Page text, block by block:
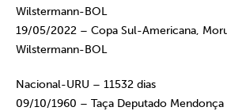
Wilstermann-BOL
19/05/2022 – Copa Sul-Americana,
Wilstermann-BOL
Nacional-URU – 11532 dias
09/10/1960 – Taça Deputado Mendonça